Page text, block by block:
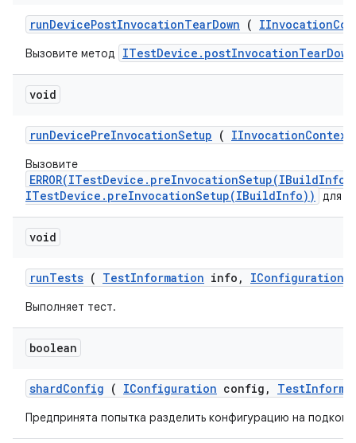
runDevicePostInvocationTearDown ( IInvocation
Вызовите метод
void
runDevicePreInvocationSetup ( IInvocationContext
Вызовите
ITestDevice.preInvocationSetup(IBuildInfo))
для
void
runTests ( TestInformation info , IConfiguration
Выполняет тест.
boolean
shardConfig ( IConfiguration config , Test
Предпринята попытка разделить конфигурацию на